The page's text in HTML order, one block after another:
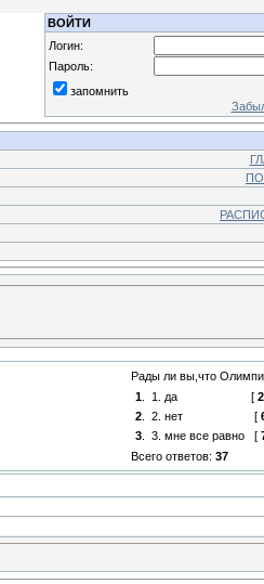
ВОЙТИ
Логин:
Пароль:
запомнить
Рады ли вы,что
1. 1. да [
2. 2. нет [
3. 3. мне все равно [
Всего ответов: 37